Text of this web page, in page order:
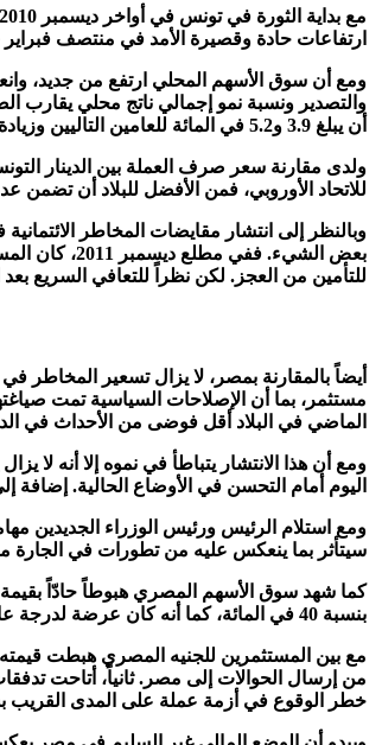
ارتفاعات حادة وقصيرة الأمد في منتصف
ومع أن سوق الأسهم المحلي ارتفع من جديد،
أن يبلغ 3.9 و5.2 في المائة للعامين التاليين وزيادة متناسبة في حجم التصدير.
ولدى مقارنة سعر صرف العملة بين الدينار
للاتحاد الأوروبي، فمن الأفضل للبلاد أن تضمن
وبالنظر إلى انتشار مقايضات المخاطر
للتأمين من العجز. لكن نظراً للتعافي السريع
أيضاً بالمقارنة بمصر، لا يزال تسعير المخاطر
مستثمر، بما أن الإصلاحات السياسية تمت
الماضي في البلاد أقل فوضى من الأحداث في
ومع أن هذا الانتشار يتباطأ في نموه إلا أنه لا
اليوم أمام التحسن في الأوضاع الحالية.
سيتأثر بما ينعكس عليه من تطورات في الجارة
كما شهد سوق الأسهم المصري هبوطاً حادّاً
بنسبة 40 في المائة، كما أنه كان عرضة لدرجة عالية من التذبذب. ومنذ الأحداث التي بدأت يوم العطلة الوطنية يعتمد البنك المركزي المصري على احتياطياته من العملات الأجنبية لتجنب انهيار الجنيه المصري.
مع بين المستثمرين للجنيه المصري هبطت
من إرسال الحوالات إلى مصر. ثانياً، أتاحت
خطر الوقوع في أزمة عملة على المدى القريب بسبب تراجع احتياطيها من العملات الأجنبية من 36